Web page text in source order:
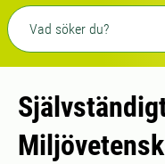
Fritext sökning